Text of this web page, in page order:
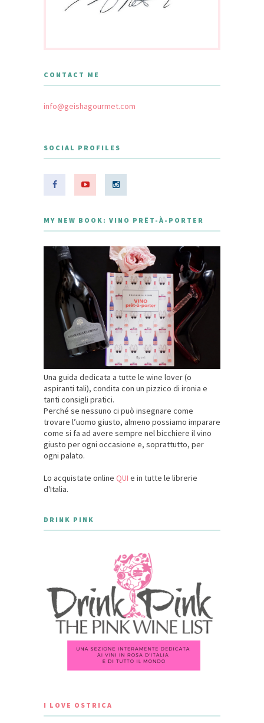
CONTACT ME
info@geishagourmet.com
SOCIAL PROFILES
MY NEW BOOK: VINO PRÊT-À-PORTER
Una guida dedicata a tutte le wine lover (o
aspiranti tali), condita con un pizzico di ironia e
tanti consigli pratici.
Perché se nessuno ci può insegnare come
trovare l’uomo giusto, almeno possiamo imparare
come si fa ad avere sempre nel bicchiere il vino
giusto per ogni occasione e, soprattutto, per
ogni palato.
Lo acquistate online QUI e in tutte le librerie
d'Italia.
DRINK PINK
I LOVE OSTRICA